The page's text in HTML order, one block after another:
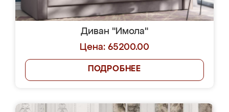
Диван "Имола"
Цена: 65200.00
ПОДРОБНЕЕ